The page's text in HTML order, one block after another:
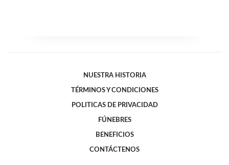
NUESTRA HISTORIA
TÉRMINOS Y CONDICIONES
POLITICAS DE PRIVACIDAD
FÚNEBRES
BENEFICIOS
CONTÁCTENOS